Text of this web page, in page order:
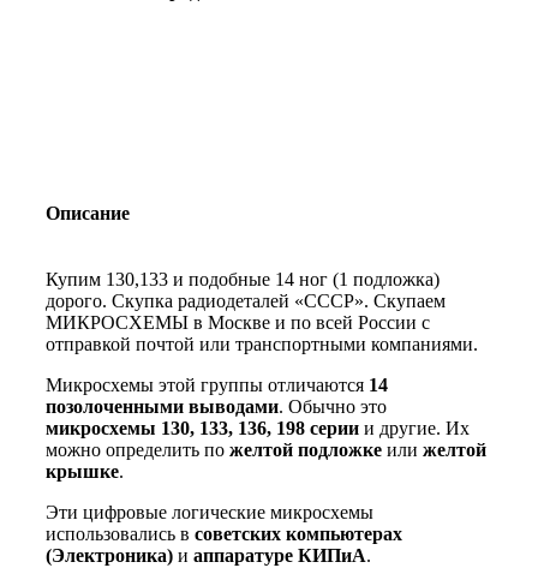
Описание
Купим 130,133 и подобные 14 ног (1 подложка)
дорого. Скупка радиодеталей «СССР». Скупаем
МИКРОСХЕМЫ в Москве и по всей России с
отправкой почтой или транспортными компаниями.
Микросхемы этой группы отличаются 14
позолоченными выводами. Обычно это
микросхемы 130, 133, 136, 198 серии и другие. Их
можно определить по желтой подложке или желтой
крышке.
Эти цифровые логические микросхемы
использовались в советских компьютерах
(Электроника) и аппаратуре КИПиА.